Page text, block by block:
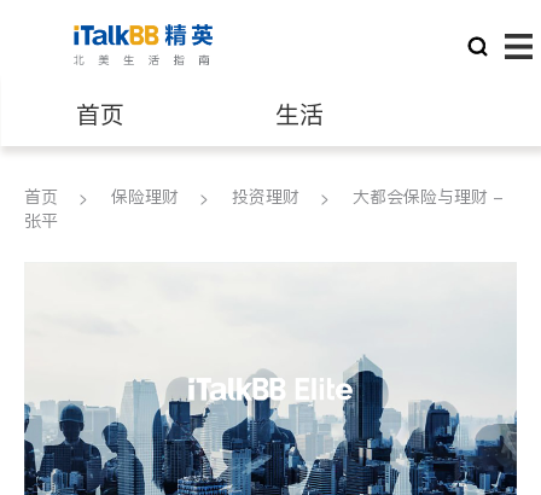
首页 生活
医生 律师
养老 非盈利组织
首页 保险理财 投资理财
大都会保险与理财 -
张平